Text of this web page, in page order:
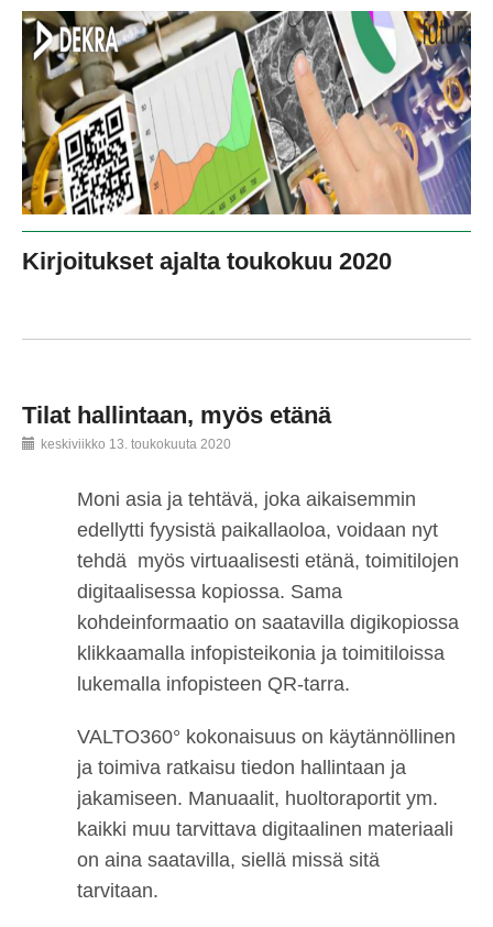
Kirjoitukset ajalta toukokuu 2020
Tilat hallintaan, myös etänä
keskiviikko 13. toukokuuta 2020
Moni asia ja tehtävä, joka aikaisemmin
edellytti fyysistä paikallaoloa, voidaan nyt
tehdä myös virtuaalisesti etänä, toimitilojen
digitaalisessa kopiossa. Sama
kohdeinformaatio on saatavilla digikopiossa
klikkaamalla infopisteikonia ja toimitiloissa
lukemalla infopisteen QR-tarra.
VALTO360° kokonaisuus on käytännöllinen
ja toimiva ratkaisu tiedon hallintaan ja
jakamiseen. Manuaalit, huoltoraportit ym.
kaikki muu tarvittava digitaalinen materiaali
on aina saatavilla, siellä missä sitä
tarvitaan.